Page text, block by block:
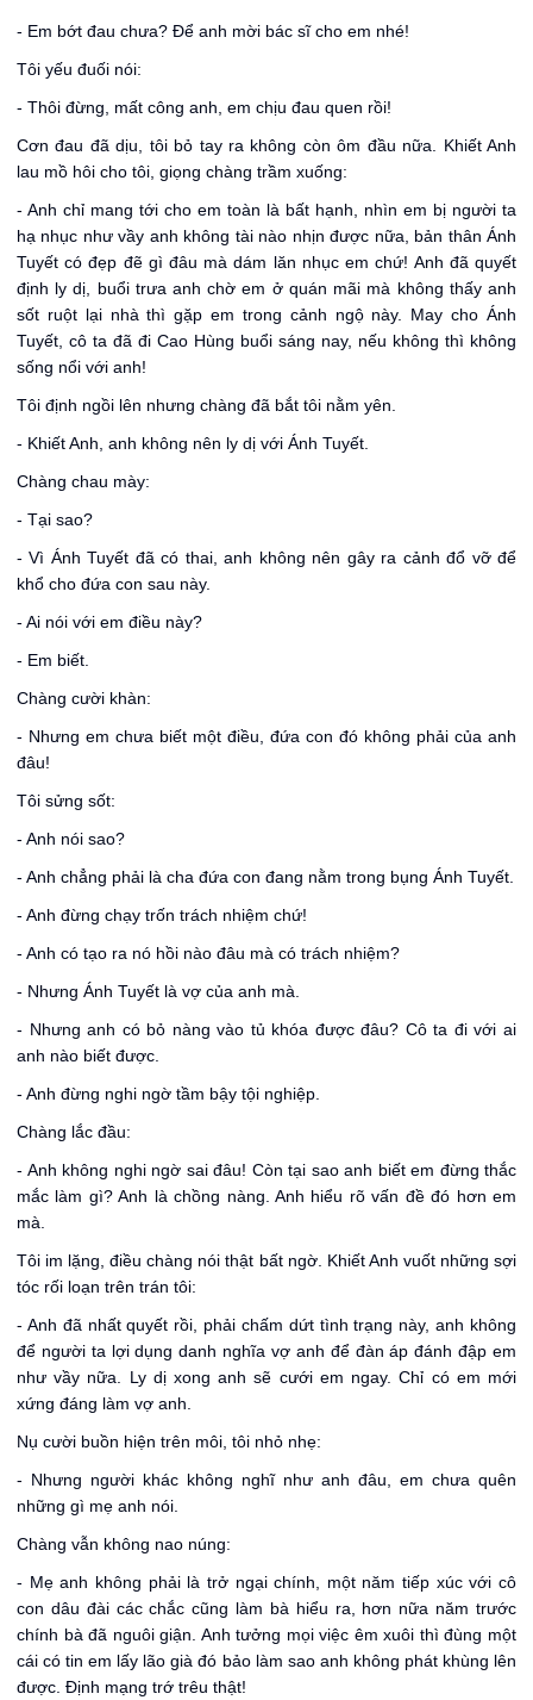
- Em bớt đau chưa? Để anh mời bác sĩ cho em nhé!
Tôi yếu đuối nói:
- Thôi đừng, mất công anh, em chịu đau quen rồi!
Cơn đau đã dịu, tôi bỏ tay ra không còn ôm đầu nữa. Khiết Anh
lau mồ hôi cho tôi, giọng chàng trầm xuống:
- Anh chỉ mang tới cho em toàn là bất hạnh, nhìn em bị người ta
hạ nhục như vầy anh không tài nào nhịn được nữa, bản thân Ánh
Tuyết có đẹp đẽ gì đâu mà dám lăn nhục em chứ! Anh đã quyết
định ly dị, buổi trưa anh chờ em ở quán mãi mà không thấy anh
sốt ruột lại nhà thì gặp em trong cảnh ngộ này. May cho Ánh
Tuyết, cô ta đã đi Cao Hùng buổi sáng nay, nếu không thì không
sống nổi với anh!
Tôi định ngồi lên nhưng chàng đã bắt tôi nằm yên.
- Khiết Anh, anh không nên ly dị với Ánh Tuyết.
Chàng chau mày:
- Tại sao?
- Vì Ánh Tuyết đã có thai, anh không nên gây ra cảnh đổ vỡ để
khổ cho đứa con sau này.
- Ai nói với em điều này?
- Em biết.
Chàng cười khàn:
- Nhưng em chưa biết một điều, đứa con đó không phải của anh
đâu!
Tôi sửng sốt:
- Anh nói sao?
- Anh chẳng phải là cha đứa con đang nằm trong bụng Ánh Tuyết.
- Anh đừng chạy trốn trách nhiệm chứ!
- Anh có tạo ra nó hồi nào đâu mà có trách nhiệm?
- Nhưng Ánh Tuyết là vợ của anh mà.
- Nhưng anh có bỏ nàng vào tủ khóa được đâu? Cô ta đi với ai
anh nào biết được.
- Anh đừng nghi ngờ tầm bậy tội nghiệp.
Chàng lắc đầu:
- Anh không nghi ngờ sai đâu! Còn tại sao anh biết em đừng thắc
mắc làm gì? Anh là chồng nàng. Anh hiểu rõ vấn đề đó hơn em
mà.
Tôi im lặng, điều chàng nói thật bất ngờ. Khiết Anh vuốt những sợi
tóc rối loạn trên trán tôi:
- Anh đã nhất quyết rồi, phải chấm dứt tình trạng này, anh không
để người ta lợi dụng danh nghĩa vợ anh để đàn áp đánh đập em
như vầy nữa. Ly dị xong anh sẽ cưới em ngay. Chỉ có em mới
xứng đáng làm vợ anh.
Nụ cười buồn hiện trên môi, tôi nhỏ nhẹ:
- Nhưng người khác không nghĩ như anh đâu, em chưa quên
những gì mẹ anh nói.
Chàng vẫn không nao núng:
- Mẹ anh không phải là trở ngại chính, một năm tiếp xúc với cô
con dâu đài các chắc cũng làm bà hiểu ra, hơn nữa năm trước
chính bà đã nguôi giận. Anh tưởng mọi việc êm xuôi thì đùng một
cái có tin em lấy lão già đó bảo làm sao anh không phát khùng lên
được. Định mạng trớ trêu thật!